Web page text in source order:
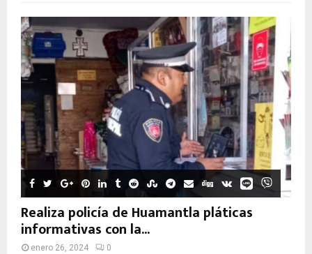
Realiza policía de Huamantla pláticas
informativas con la...
enero 26, 2024 0